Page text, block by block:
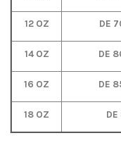
12 OZ DE
14 OZ DE
16 OZ DE
18 OZ